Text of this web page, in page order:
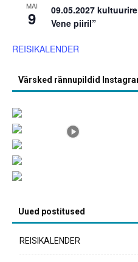
MAI
9
09.05.2027
Vene piiril”
REISIKALENDER
Värsked rännupildid
Uued postitused
REISIKALENDER